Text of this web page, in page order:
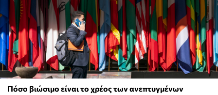
Πόσο βιώσιμο είναι το χρέος των ανεπτυγμένων